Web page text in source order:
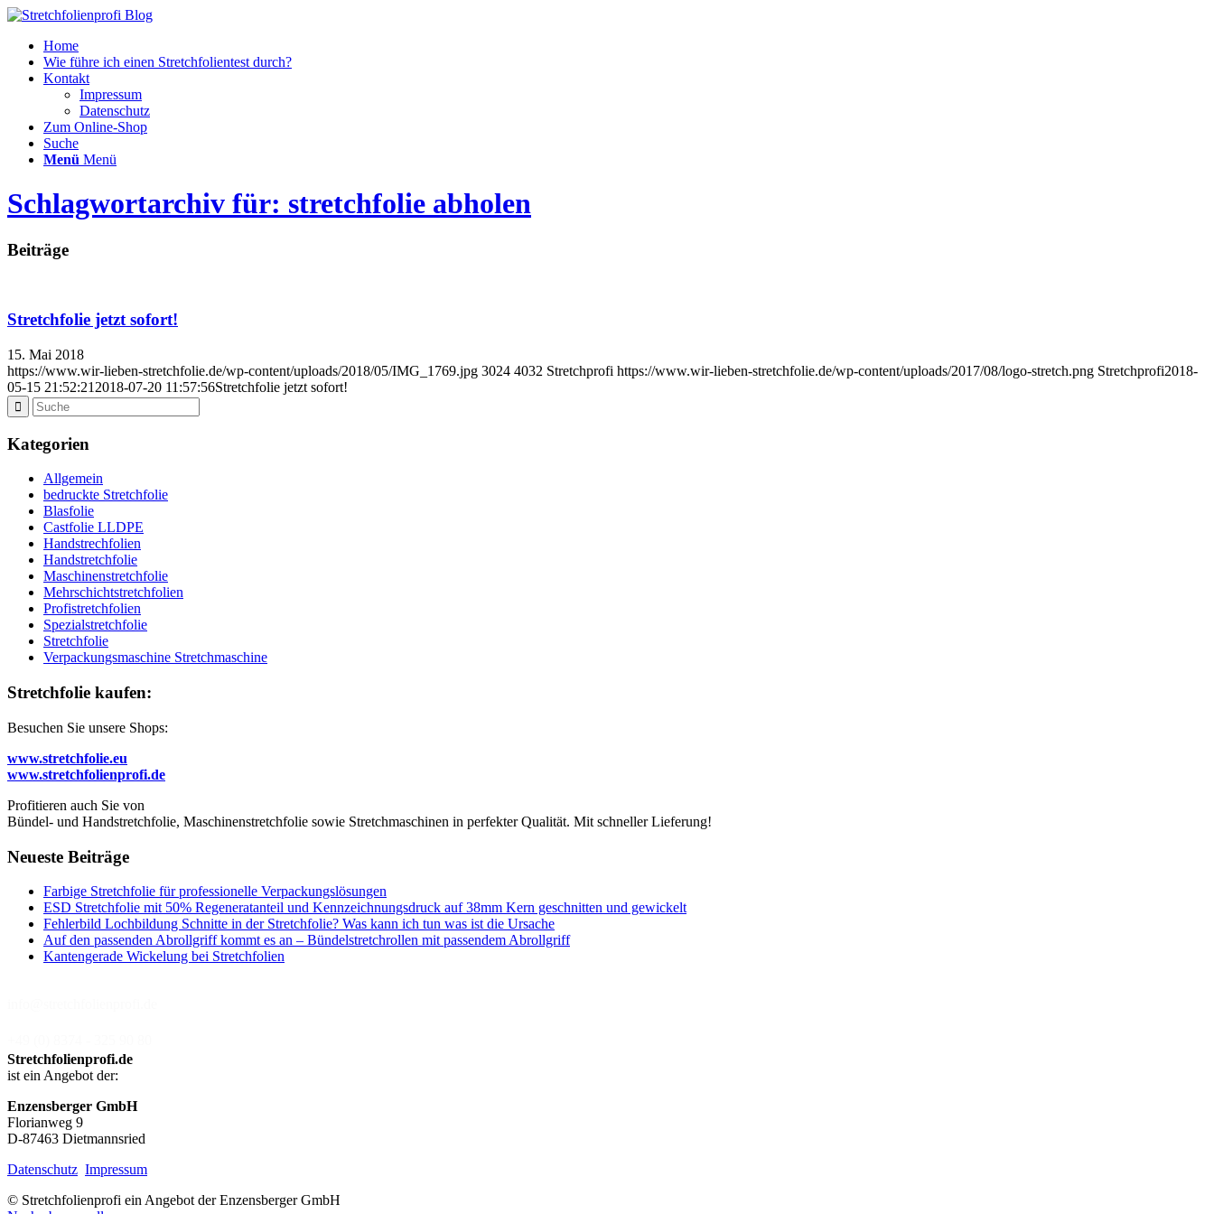
Home
Wie führe ich einen Stretchfolientest durch?
Kontakt
Impressum
Datenschutz
Zum Online-Shop
Suche
Menü Menü
Schlagwortarchiv für: stretchfolie abholen
Beiträge
Stretchfolie jetzt sofort!
15. Mai 2018
https://www.wir-lieben-stretchfolie.de/wp-content/uploads/2018/05/IMG_1769.jpg 3024 4032 Stretchprofi https://www.wir-lieben-stretchfolie.de/wp-content/uploads/2017/08/logo-stretch.png Stretchprofi2018-
05-15 21:52:21 2018-07-20 11:57:56Stretchfolie jetzt sofort!
Kategorien
Allgemein
bedruckte Stretchfolie
Blasfolie
Castfolie LLDPE
Handstrechfolien
Handstretchfolie
Maschinenstretchfolie
Mehrschichtstretchfolien
Profistretchfolien
Spezialstretchfolie
Stretchfolie
Verpackungsmaschine Stretchmaschine
Stretchfolie kaufen:
Besuchen Sie unsere Shops:
www.stretchfolie.eu
www.stretchfolienprofi.de
Profitieren auch Sie von
Bündel- und Handstretchfolie, Maschinenstretchfolie sowie Stretchmaschinen in perfekter Qualität. Mit schneller Lieferung!
Neueste Beiträge
Farbige Stretchfolie für professionelle Verpackungslösungen
ESD Stretchfolie mit 50% Regeneratanteil und Kennzeichnungsdruck auf 38mm Kern geschnitten und gewickelt
Fehlerbild Lochbildung Schnitte in der Stretchfolie? Was kann ich tun was ist die Ursache
Auf den passenden Abrollgriff kommt es an – Bündelstretchrollen mit passendem Abrollgriff
Kantengerade Wickelung bei Stretchfolien
Stretchfolienprofi.de
ist ein Angebot der:
Enzensberger GmbH
Florianweg 9
D-87463 Dietmannsried
Datenschutz Impressum
© Stretchfolienprofi ein Angebot der Enzensberger GmbH